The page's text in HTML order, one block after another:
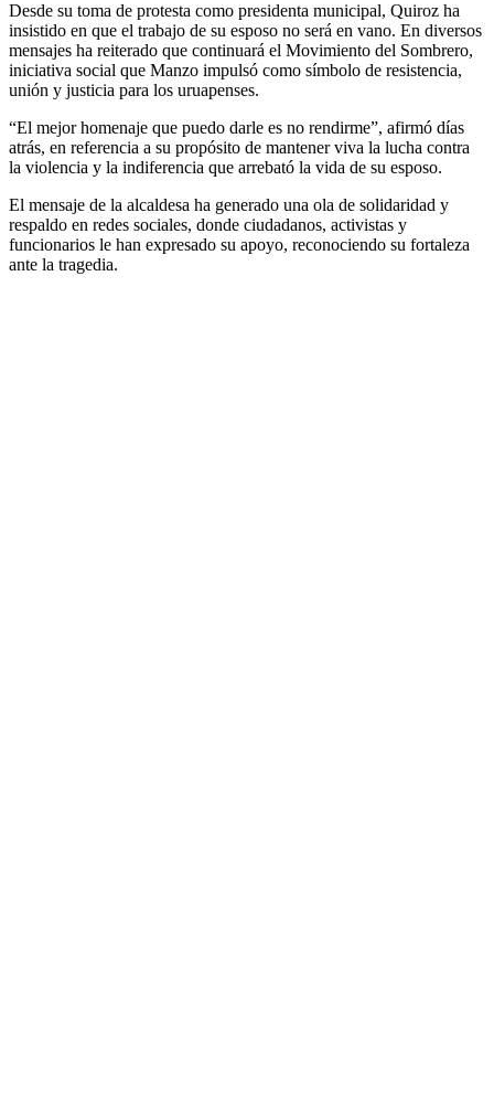
Desde su toma de protesta como presidenta municipal, Quiroz ha
insistido en que el trabajo de su esposo no será en vano. En diversos
mensajes ha reiterado que continuará el Movimiento del Sombrero,
iniciativa social que Manzo impulsó como símbolo de resistencia,
unión y justicia para los uruapenses.
“El mejor homenaje que puedo darle es no rendirme”, afirmó días
atrás, en referencia a su propósito de mantener viva la lucha contra
la violencia y la indiferencia que arrebató la vida de su esposo.
El mensaje de la alcaldesa ha generado una ola de solidaridad y
respaldo en redes sociales, donde ciudadanos, activistas y
funcionarios le han expresado su apoyo, reconociendo su fortaleza
ante la tragedia.